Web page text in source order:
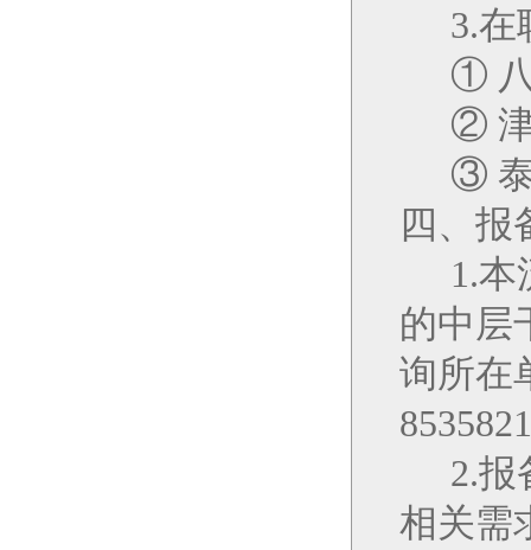
3.在
①
②
③
四、报
1.本
的中层
询所在
2.报
相关需